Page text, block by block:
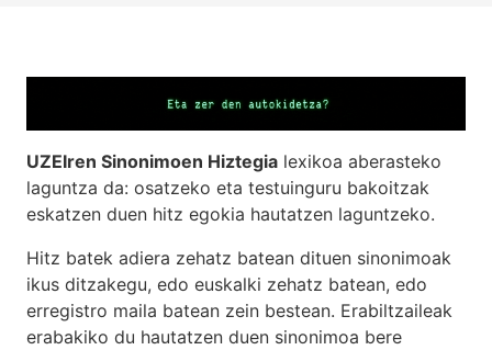
UZEIren Sinonimoen Hiztegia lexikoa aberasteko
laguntza da: osatzeko eta testuinguru bakoitzak
eskatzen duen hitz egokia hautatzen laguntzeko.
Hitz batek adiera zehatz batean dituen sinonimoak
ikus ditzakegu, edo euskalki zehatz batean, edo
erregistro maila batean zein bestean. Erabiltzaileak
erabakiko du hautatzen duen sinonimoa bere